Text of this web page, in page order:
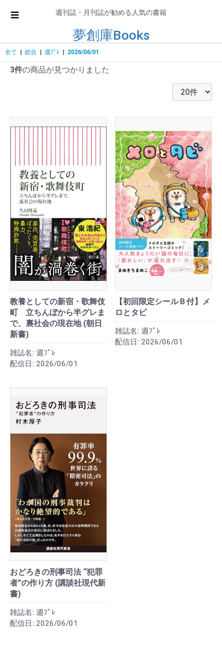
週刊誌・月刊誌が勧める人気の書籍
夢創庫Books
全て 総合 週ﾌﾟﾚ 2026/06/01
3件の商品が見つかりました
教養としての新宿・歌舞伎
町 立ちんぼから半グレま
で、裏社会の現在地 (朝日
新書)
雑誌名: 週ﾌﾟﾚ
配信日: 2026/06/01
【初回限定シールＢ付】メ
ロとタビ
雑誌名: 週ﾌﾟﾚ
配信日: 2026/06/01
おどろきの刑事司法 “犯罪
者”の作り方 (講談社現代新
書)
雑誌名: 週ﾌﾟﾚ
配信日: 2026/06/01